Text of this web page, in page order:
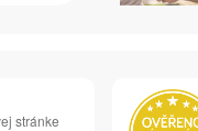
stránke